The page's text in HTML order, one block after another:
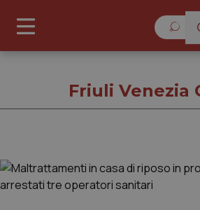
Friuli Venezia